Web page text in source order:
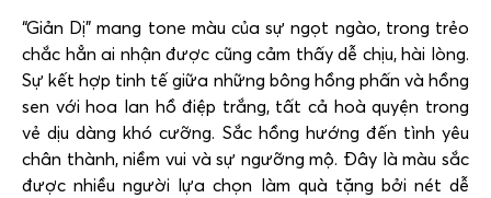
“Giản Dị” mang tone màu của sự ngọt ngào, trong trẻo
chắc hẳn ai nhận được cũng cảm thấy dễ chịu, hài lòng.
Sự kết hợp tinh tế giữa những bông hồng phấn và hồng
sen với hoa lan hồ điệp trắng, tất cả hoà quyện trong
vẻ dịu dàng khó cưỡng. Sắc hồng hướng đến tình yêu
chân thành, niềm vui và sự ngưỡng mộ. Đây là màu sắc
được nhiều người lựa chọn làm quà tặng bởi nét dễ